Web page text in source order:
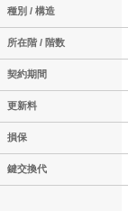
種別 / 構造
所在階 / 階数
契約期間
更新料
損保
鍵交換代